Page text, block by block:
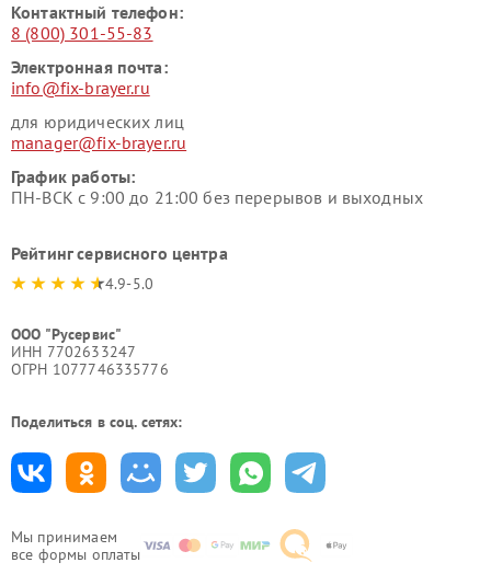
Мы принимаем
все формы оплаты
Контактный телефон:
8 (800) 301-55-83
Электронная почта:
info@fix-brayer.ru
для юридических лиц
manager@fix-brayer.ru
График работы:
ПН-ВСК с 9:00 до 21:00 без перерывов и выходных
Рейтинг сервисного центра
4.9-5.0
ООО "Русервис"
ИНН 7702633247
ОГРН 1077746335776
Поделиться в соц. сетях: